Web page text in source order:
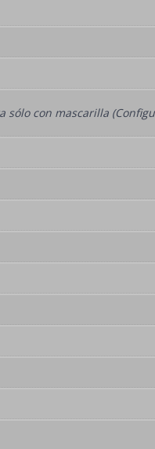
sólo con mascarilla